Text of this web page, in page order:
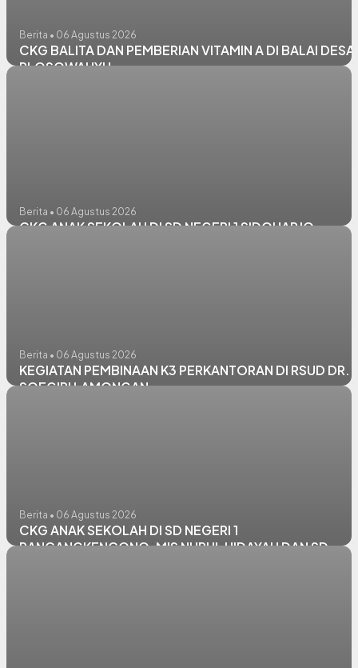
Berita • 06 Agustus 2026
CKG BALITA DAN PEMBERIAN VITAMIN A DI BALAI DESA
PLOSOWAHYU
Berita • 06 Agustus 2026
CKG ANAK SEKOLAH DI SD NEGERI 1 SIDOHARJO
Berita • 06 Agustus 2026
KEGIATAN PEMBINAAN K3 PERKANTORAN DI RSUD DR.
SOEGIRI LAMONGAN
Berita • 06 Agustus 2026
CKG ANAK SEKOLAH DI SD NEGERI 1
RANCANGKENCONO, MIS NURUL HIDAYAH DAN SD